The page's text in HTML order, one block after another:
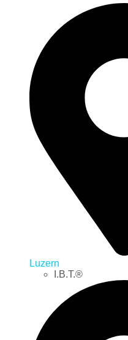
Luzern
I.B.T.®